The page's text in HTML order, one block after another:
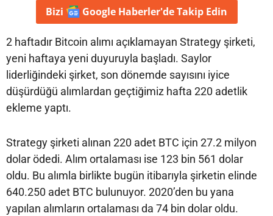
Bizi Google Haberler'deTakip Edin
2 haftadır Bitcoin alımı açıklamayan Strategy şirketi,
yeni haftaya yeni duyuruyla başladı. Saylor
liderliğindeki şirket, son dönemde sayısını iyice
düşürdüğü alımlardan geçtiğimiz hafta 220 adetlik
ekleme yaptı.
Strategy şirketi alınan 220 adet BTC için 27.2 milyon
dolar ödedi. Alım ortalaması ise 123 bin 561 dolar
oldu. Bu alımla birlikte bugün itibarıyla şirketin elinde
640.250 adet BTC bulunuyor. 2020’den bu yana
yapılan alımların ortalaması da 74 bin dolar oldu.